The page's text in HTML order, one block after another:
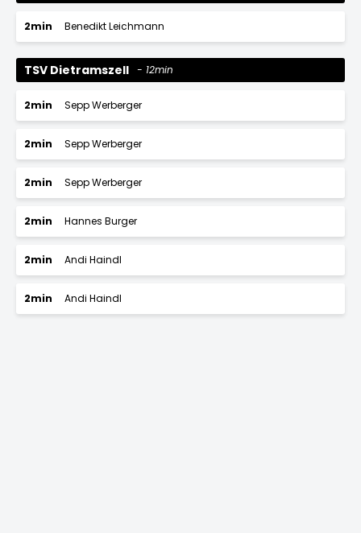
2min Benedikt Leichmann
TSV Dietramszell 12min
2min Sepp Werberger
2min Sepp Werberger
2min Sepp Werberger
2min Hannes Burger
2min Andi Haindl
2min Andi Haindl